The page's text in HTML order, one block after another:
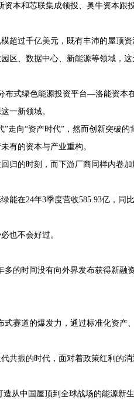
本和芯联集成领投、奥牛资本跟
超过千亿美元，既有丰沛的屋顶资
区、数据中心、新能源等领域，
布式绿色能源投资平台—洛能资本
一新领域。
走向“资产时代”，然而创新突破的
有的资本与产业重构。
归的时刻，而下游厂商同样内卷加
能在24年3季度营收585.93亿，同
也不会好过。
多的时间没有向外界发布获得新
赛道的爆发力，通过标准化资产
共振的时代，面对着政策红利的
从中国屋顶到全球战场的能源新